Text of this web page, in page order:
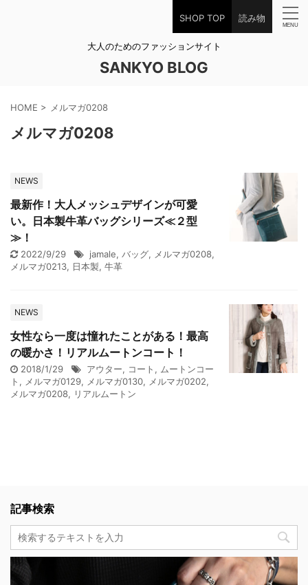
SHOP TOP 読み物
大人のためのファッションサイト
SANKYO BLOG
HOME > メルマガ0208
メルマガ0208
NEWS
最新作！大人メッシュデザインが可愛
い。日本製牛革バッグシリーズ≪２型
≫！
2022/9/29 jamale, バッグ, メルマガ0208,
メルマガ0213, 日本製, 牛革
NEWS
女性なら一度は憧れたことがある！最高
の暖かさ！リアルムートンコート！
2018/1/29 アウター, コート , ムートンコー
ト , メルマガ0129, メルマガ0130, メルマガ0202,
メルマガ0208, リアルムートン
記事検索